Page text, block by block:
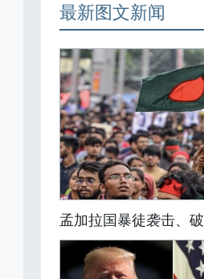
最新图文新闻
孟加拉国暴徒袭击、